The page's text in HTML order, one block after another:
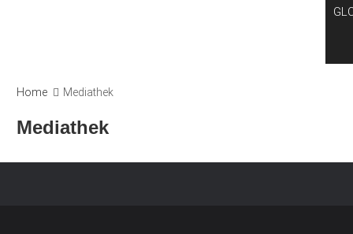
Home Mediathek
Mediathek